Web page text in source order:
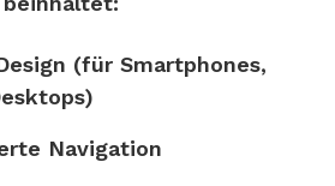
(für Smartphones,
Navigation